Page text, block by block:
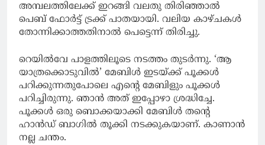
അമ്പലത്തിലേക്ക് ഇറങ്ങി വലതു തിരിഞ്ഞാൽ
പെബ് ഫോർട്ട്‌ ട്രക്ക് പാതയായി. വലിയ കാഴ്ചകൾ
തോന്നിക്കാത്തതിനാൽ പെട്ടെന്ന് തിരിച്ചു.
റെയിൽവേ പാളത്തിലൂടെ നടത്തം തുടർന്നു. ‘ആ
യാത്രക്കൊടുവിൽ’ മേബിൾ ഇടയ്ക്ക് പൂക്കൾ
പറിക്കുന്നതുപോലെ എന്റെ മേബിളും പൂക്കൾ
പറിച്ചിരുന്നു. ഞാൻ അത് ഇപ്പോഴാ ശ്രദ്ധിച്ചേ.
പൂക്കൾ ഒരു ബൊക്കയാക്കി മേബിൾ തന്റെ
ഹാൻഡ് ബാഗിൽ തൂക്കി നടക്കുകയാണ്. കാണാൻ
നല്ല ചന്തം.